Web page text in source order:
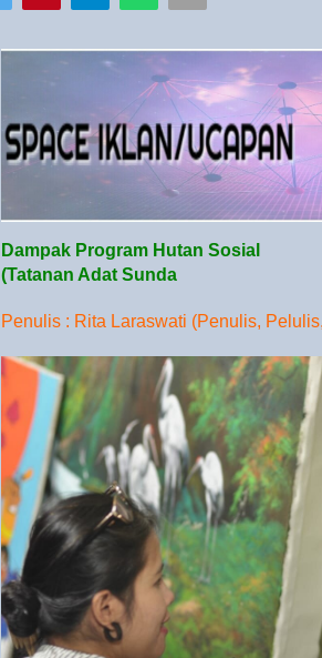
Dampak Program Hutan Sosial
(Tatanan Adat Sunda
Penulis : Rita Laraswati (Penulis,